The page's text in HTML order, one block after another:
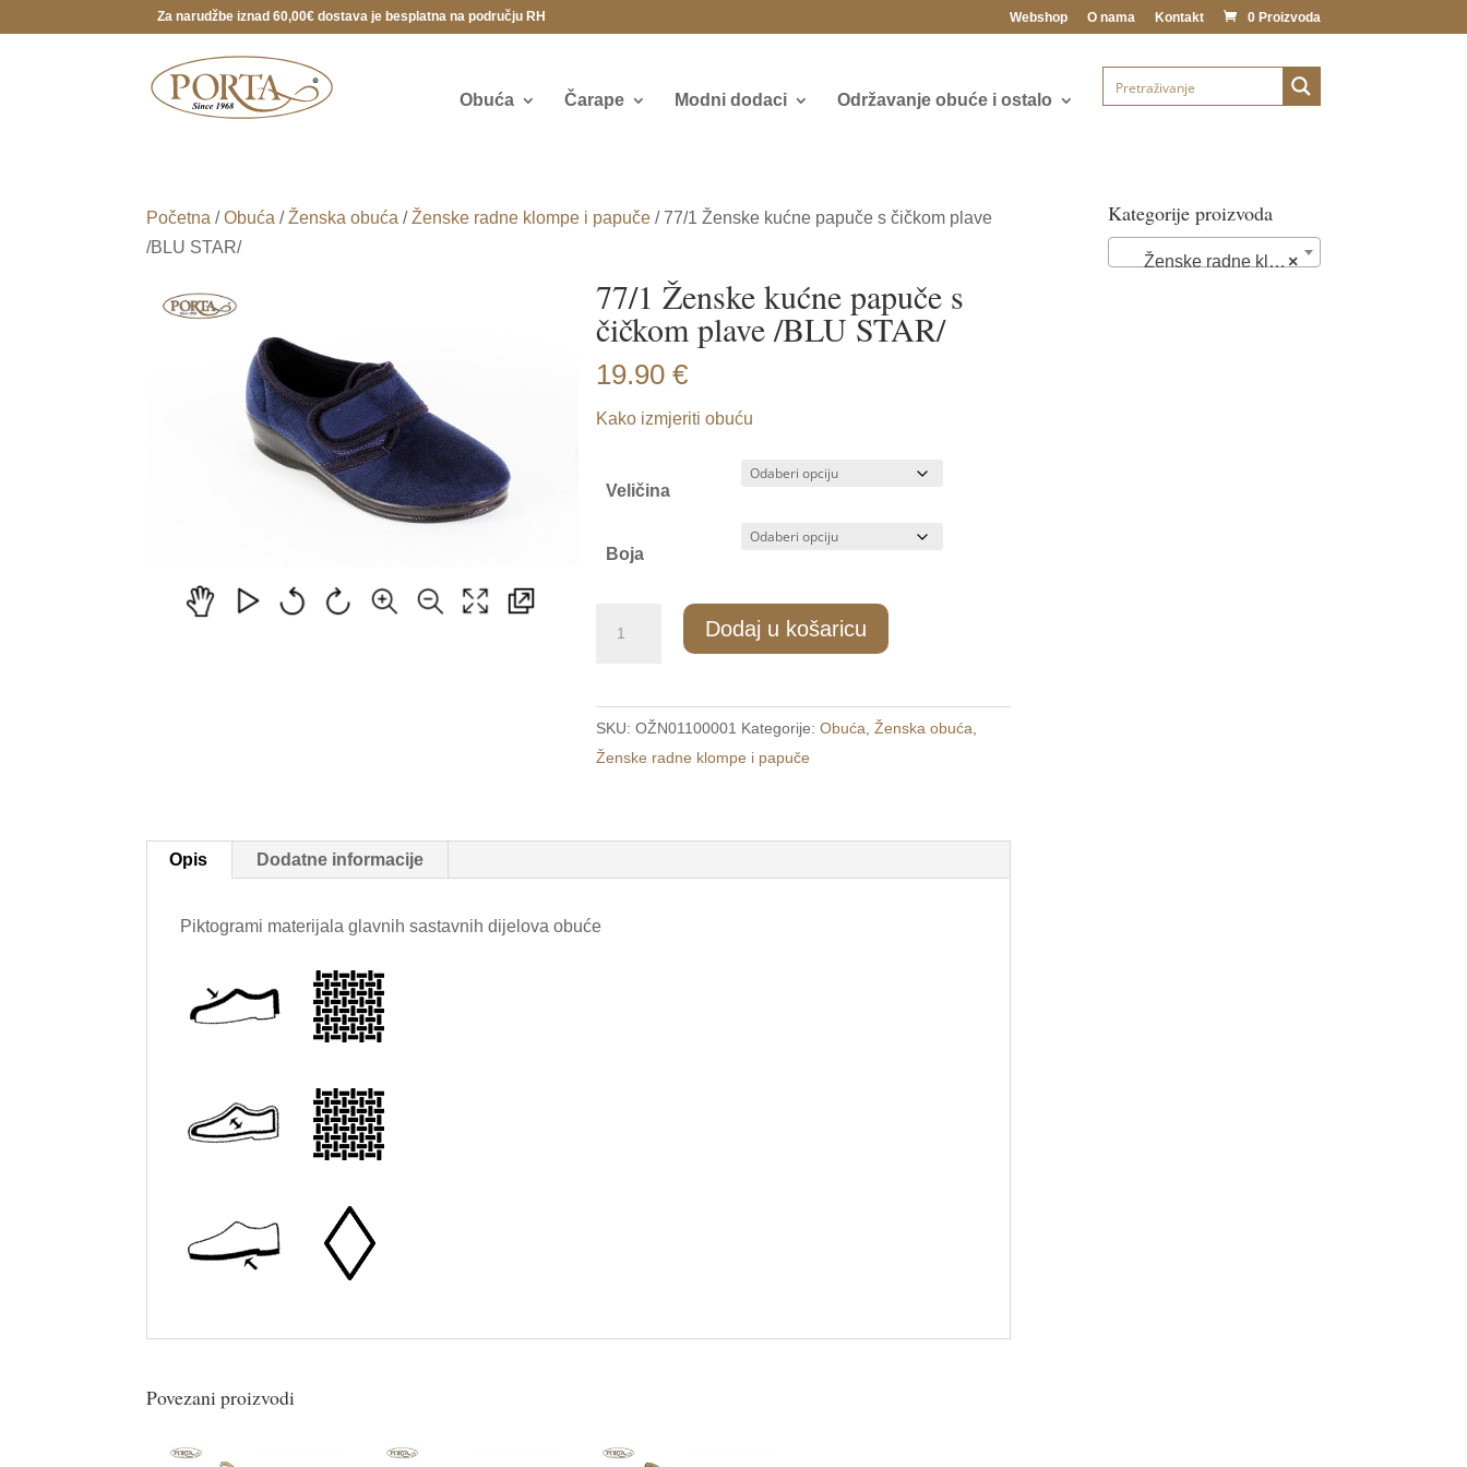
Za narudžbe iznad 60,00€ dostava je besplatna na području RH Webshop O nama Kontakt 0 Proizvoda
Obuća Čarape Modni dodaci Održavanje obuće i ostalo
Početna /Obuća /Ženska obuća /Ženske radne klompe i papuče / 77/1 Ženske kućne papuče s čičkom plave
/BLU STAR/
77/1 Ženske kućne papuče s
čičkom plave /BLU STAR/
19.90€
Kako izmjeriti obuću
Veličina
Boja
papuče
s
čičkom
količina
Dodaj u košaricu
SKU:OŽN01100001 Kategorije:Obuća ,Ženska obuća
Ženske radne klompe i papuče
Opis Dodatne informacije
Piktogrami materijala glavnih sastavnih dijelova obuće
Povezani proizvodi
Kategorije proizvoda
×
Ženske radne klompe i papuče (89)